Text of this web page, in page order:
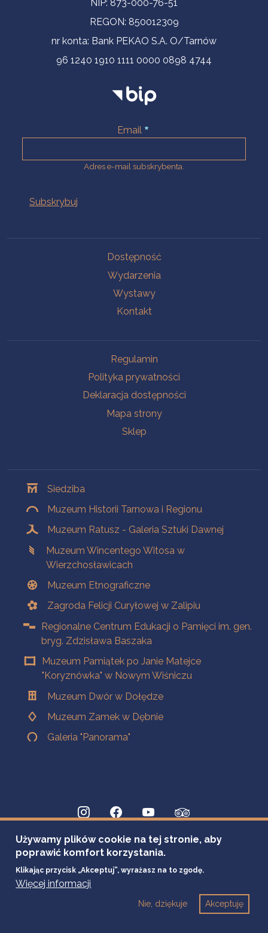
NIP: 873-000-76-51
REGON: 850012309
nr konta: Bank PEKAO S.A. O/Tarnów
96 1240 1910 1111 0000 0898 4744
Email
Adres e-mail subskrybenta.
Dostępność
Wydarzenia
Wystawy
Kontakt
Regulamin
Polityka prywatności
Deklaracja dostępności
Mapa strony
Sklep
Siedziba
Muzeum Historii Tarnowa i Regionu
Muzeum Ratusz - Galeria Sztuki Dawnej
Muzeum Wincentego Witosa w
Wierzchosławicach
Muzeum Etnograficzne
Zagroda Felicji Curyłowej w Zalipiu
Regionalne Centrum Edukacji o Pamięci im. gen.
bryg. Zdzisława Baszaka
Muzeum Pamiątek po Janie Matejce
"Koryznówka" w Nowym Wiśniczu
Muzeum Dwór w Dołędze
Muzeum Zamek w Dębnie
Galeria "Panorama"
Używamy plików cookie na tej stronie, aby
poprawić komfort korzystania.
Klikając przycisk „Akceptuj”, wyrażasz na to zgodę.
Więcej informacji
Akceptuję
Nie, dziękuje